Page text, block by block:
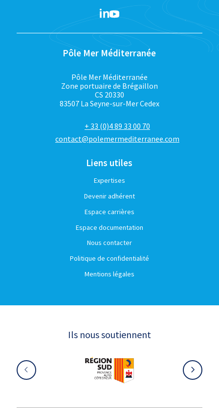
Pôle Mer Méditerranée
Pôle Mer Méditerranée
Zone portuaire de Brégaillon
CS 20330
83507 La Seyne-sur-Mer Cedex
+ 33 (0)4 89 33 00 70
contact@polemermediterranee.com
Liens utiles
Expertises
Devenir adhérent
Espace carrières
Espace documentation
Nous contacter
Politique de confidentialité
Mentions légales
Ils nous soutiennent